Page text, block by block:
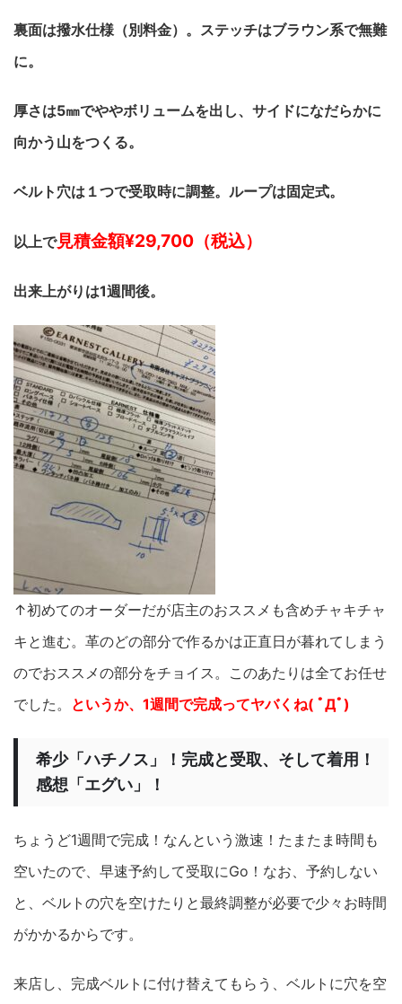
裏面は撥水仕様（別料金）。ステッチはブラウン系で無難
に。
厚さは5㎜でややボリュームを出し、サイドになだらかに
向かう山をつくる。
ベルト穴は１つで受取時に調整。ループは固定式。
以上で見積金額¥29,700（税込）
出来上がりは1週間後。
↑初めてのオーダーだが店主のおススメも含めチャキチャ
キと進む。革のどの部分で作るかは正直日が暮れてしまう
のでおススメの部分をチョイス。このあたりは全てお任せ
でした。 というか、1週間で完成ってヤバくね( ﾟДﾟ)
希少「ハチノス」！完成と受取、そして着用！
感想「エグい」！
ちょうど1週間で完成！なんという激速！たまたま時間も
空いたので、早速予約して受取にGo！なお、予約しない
と、ベルトの穴を空けたりと最終調整が必要で少々お時間
がかかるからです。
来店し、完成ベルトに付け替えてもらう、ベルトに穴を空